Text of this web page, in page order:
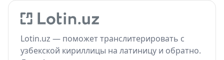
Lotin.uz — поможет транслитерировать с
узбекской кириллицы на латиницу и обратно.